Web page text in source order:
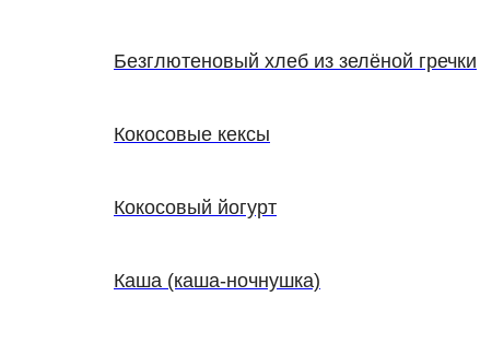
Безглютеновый хлеб из зелёной гречки
Кокосовые кексы
Кокосовый йогурт
Каша (каша-ночнушка)